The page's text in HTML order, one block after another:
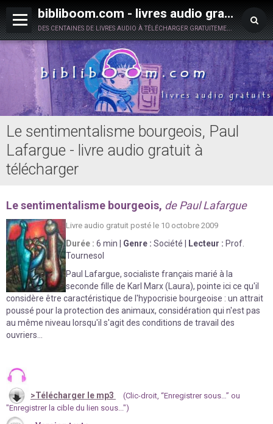
bibliboom.com - livres audio gratuits à télécharger
des centaines de livres audio à télécharger gratuitement en toute légalité !
Le sentimentalisme bourgeois, Paul
Lafargue - livre audio gratuit à
télécharger
Le sentimentalisme bourgeois, de Paul Lafargue
Livre audio gratuit posté le 10 octobre 2009
Durée : 6 min Genre : Société Lecteur : Prof.
Tournesol
Paul Lafargue, socialiste français marié à la
seconde fille de Karl Marx (Laura), pointe ici ce qu'il
considère être caractéristique de l'hypocrisie bourgeoise : un attrait
poussé pour la protection des animaux, considération qui n'est pas
au même niveau lorsqu'il s'agit des conditions de travail des
ouvriers...
>Télécharger le mp3
(Clic-droit, “Enregistrer sous…” ou
"Enregistrer la cible du lien sous...")